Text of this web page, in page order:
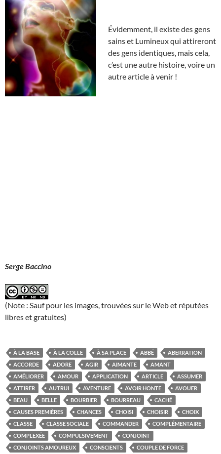
Évidemment, il existe des gens
sains et Lumineux qui attireront
des gens identiques, mais cela,
c’est une autre histoire, voire un
autre article à venir !
Serge Baccino
(Note : Sauf pour les images, trouvées sur le Web et réputées
libres et gratuites)
À LA BASE À LA COLLE À SA PLACE ABBÉ
ABERRATION
ACCORDE
ADORE AGIR AIMANTE
AMANT
AMÉLIORER
AMOUR APPLICATION ARTICLE
ASSUMER
ATTIRER
AUTRUI AVENTURE AVOIR HONTE
AVOUER
BEAU
BELLE BOURBIER BOURREAU
CACHÉ
CAUSES PREMIÈRES
CHANCES CHOISI CHOISIR
CHOIX
CLASSE
CLASSE SOCIALE COMMANDER
COMPLÉMENTAIRE
COMPLEXÉE
COMPULSIVEMENT
CONJOINT
CONJOINTS AMOUREUX
CONSCIENTS COUPLE DE FORCE